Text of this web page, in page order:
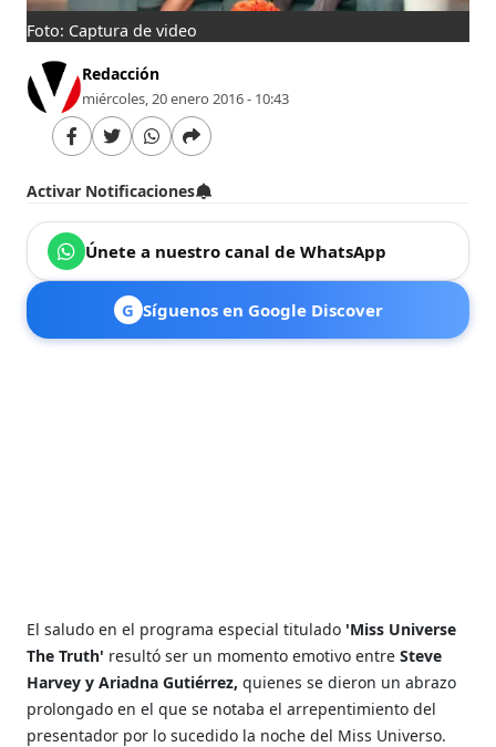
Foto: Captura de video
Redacción
miércoles, 20 enero 2016 - 10:43
Activar Notificaciones
Únete a nuestro canal de WhatsApp
G Síguenos en Google Discover
El saludo en el programa especial titulado 'Miss Universe
The Truth' resultó ser un momento emotivo entreSteve
Harvey y Ariadna Gutiérrez, quienes se dieron un abrazo
prolongado en el que se notaba el arrepentimiento del
presentador por lo sucedido la noche del Miss Universo.